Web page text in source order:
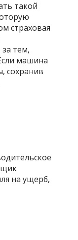
такой
страховая
тем‚
машина
сохранив
на ущерб‚